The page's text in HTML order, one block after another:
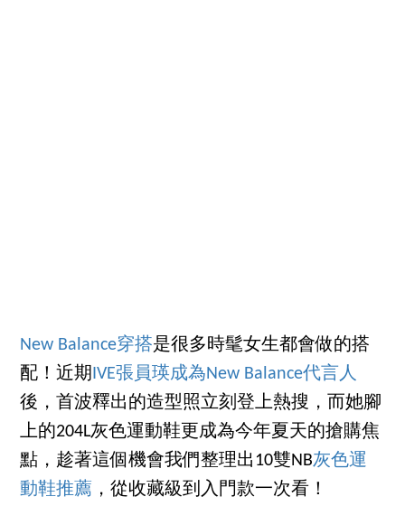
New Balance穿搭是很多時髦女生都會做的搭
配！近期 IVE張員瑛成為New Balance代言人
後，首波釋出的造型照立刻登上熱搜，而她腳
上的204L灰色運動鞋更成為今年夏天的搶購焦
點，趁著這個機會我們整理出10雙NB灰色運
動鞋推薦 ，從收藏級到入門款一次看！